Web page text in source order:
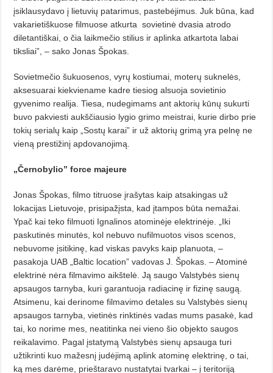
įsiklausydavo į lietuvių patarimus, pastebėjimus. Juk būna, kad
vakarietiškuose filmuose atkurta sovietinė dvasia atrodo
diletantiškai, o čia laikmečio stilius ir aplinka atkartota labai
tiksliai”, – sako Jonas Špokas.
Sovietmečio šukuosenos, vyrų kostiumai, moterų suknelės,
aksesua­rai kiekviename kadre tiesiog alsuoja sovietinio
gyvenimo realija. Tiesa, nudegimams ant aktorių kūnų su­kurti
buvo pakviesti aukščiausio ly­gio grimo meistrai, kurie dirbo prie
tokių serialų kaip „Sostų karai” ir už aktorių grimą yra pelnę ne
vieną prestižinį apdovanojimą.
„Černobylio” force majeure
Jonas Špokas, filmo titruose įra­šytas kaip atsakingas už
lokacijas Lietuvoje, prisipažįsta, kad įtampos būta nemažai.
Ypač kai teko filmuoti Ignalinos atominėje elektrinėje. „Iki
paskutinės minutės, kol nebuvo nufilmuotos visos scenos,
nebuvome įsitikinę, kad viskas pavyks kaip planuota, –
pasakoja UAB „Baltic location” vadovas J. Špokas. – Atominė
elektrinė nėra filmavimo aikštelė. Ją saugo Valstybės sienų
apsaugos tar­nyba, kuri garantuoja radiacinę ir fizinę saugą.
Atsimenu, kai derinome filmavimo detales su Valstybės sienų
apsaugos tarnyba, vietinės rinktinės vadas mums pasakė, kad
tai, ko no­rime mes, neatitinka nei vieno šio objekto saugos
reikalavimo. Pagal įstatymą Valstybės sienų apsauga turi
užtikrinti kuo mažesnį judėjimą aplink atominę elektrinę, o tai,
ką mes darėme, prieštaravo nustatytai tvarkai – į teritoriją